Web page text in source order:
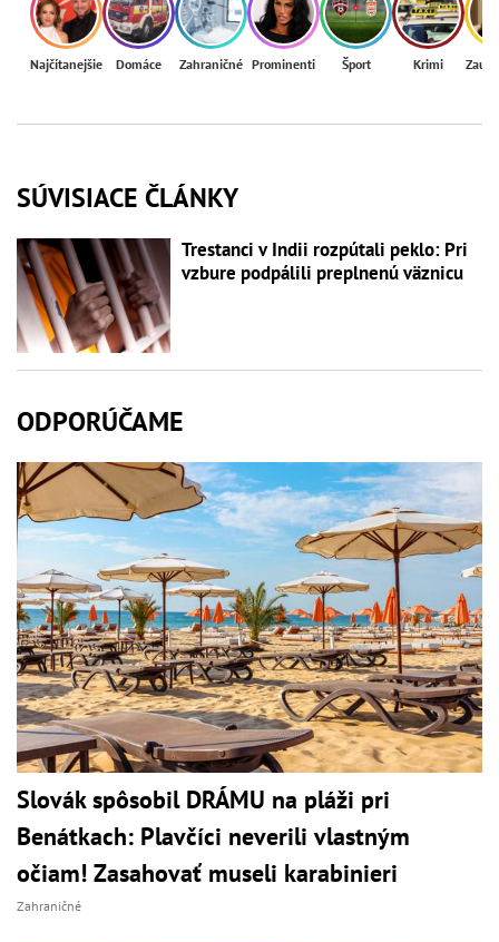
Najčítanejšie Domáce Zahraničné Prominenti Šport Krimi
SÚVISIACE ČLÁNKY
Trestanci v Indii rozpútali peklo: Pri
vzbure podpálili preplnenú väznicu
ODPORÚČAME
Slovák spôsobil DRÁMU na pláži pri
Benátkach: Plavčíci neverili vlastným
očiam! Zasahovať museli karabinieri
Zahraničné